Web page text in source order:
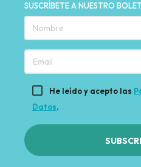
SUSCRÍBETE A NUESTRO
He leído y acepto las
Datos.